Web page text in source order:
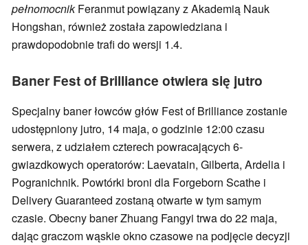
pełnomocnikFeranmut powiązany z Akademią Nauk
Hongshan, również została zapowiedziana i
prawdopodobnie trafi do wersji 1.4.
Baner Fest of Brilliance otwiera się jutro
Specjalny baner łowców głów Fest of Brilliance zostanie
udostępniony jutro, 14 maja, o godzinie 12:00 czasu
serwera, z udziałem czterech powracających 6-
gwiazdkowych operatorów: Laevatain, Gilberta, Ardelia i
Pogranichnik. Powtórki broni dla Forgeborn Scathe i
Delivery Guaranteed zostaną otwarte w tym samym
czasie. Obecny baner Zhuang Fangyi trwa do 22 maja,
dając graczom wąskie okno czasowe na podjęcie decyzji